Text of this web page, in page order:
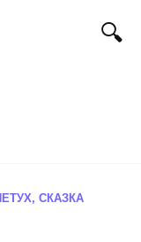
СКАЗКА